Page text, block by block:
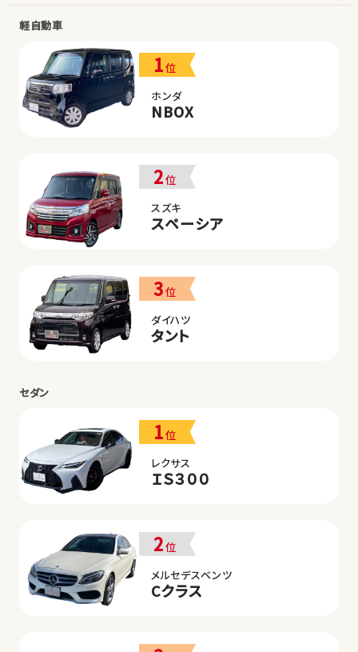
軽自動車
1位
ホンダ
NBOX
2位
スズキ
スペーシア
3位
ダイハツ
タント
セダン
1位
レクサス
ＩＳ３００
2位
メルセデスベンツ
Cクラス